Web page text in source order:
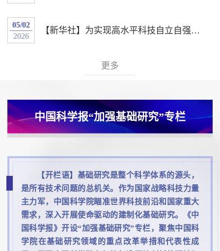
05/02
2026
【新华社】为实现高水平科技自立自强、建设科技强国努力奋斗
更多
中国科学报“加强基础研究”专栏
【开栏语】基础研究是整个科学体系的源头，
是所有技术问题的总机关。作为国家战略科技力量
主力军，中国科学院瞄准世界科技前沿和国家重大
需求，深入开展使命驱动的建制化基础研究。《中
国科学报》开设“加强基础研究”专栏，聚焦中国科
学院在基础研究领域的重点改革举措和代表性成